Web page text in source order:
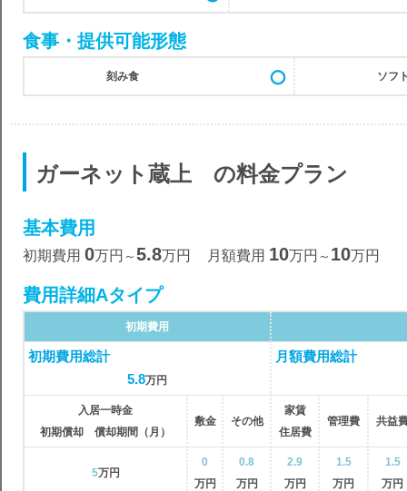
食事・提供可能形態
刻み食 ソフ
ガーネット蔵上 の料金プラン
基本費用
初期費用 0万円 ～ 5.8万円 月額費用 10万円 ～ 10万円
費用詳細Aタイプ
初期費用
初期費用総計
5.8万円
月額費用総計
入居一時金
初期償却 償却期間（月）
敷金 その他
家賃
住居費
管理費 共益
5万円
0
万円
0.8
万円
2.9
万円
1.5
万円
1.5
万円